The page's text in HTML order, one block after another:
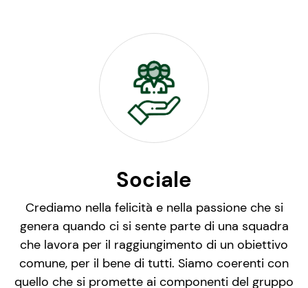
Sociale
Crediamo nella felicità e nella passione che si
genera quando ci si sente parte di una squadra
che lavora per il raggiungimento di un obiettivo
comune, per il bene di tutti. Siamo coerenti con
quello che si promette ai componenti del gruppo